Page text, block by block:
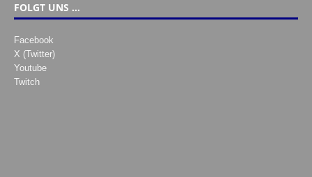
FOLGT UNS …
Facebook
X (Twitter)
Youtube
Twitch